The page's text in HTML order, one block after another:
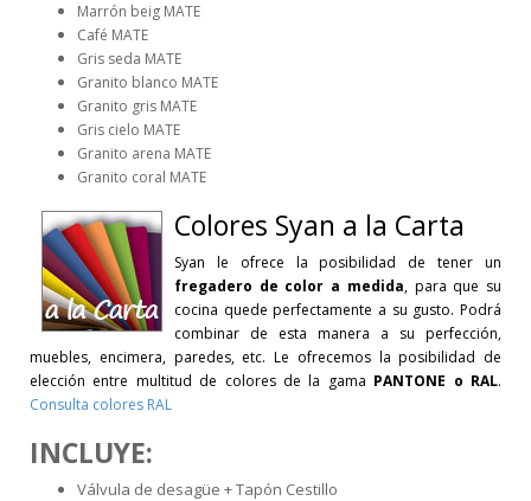
Marrón beig MATE
Café MATE
Gris seda MATE
Granito blanco MATE
Granito gris MATE
Gris cielo MATE
Granito arena MATE
Granito coral MATE
Colores Syan a la Carta
Syan le ofrece la posibilidad de tener un
fregadero de color a medida, para que su
cocina quede perfectamente a su gusto. Podrá
combinar de esta manera a su perfección,
muebles, encimera, paredes, etc. Le ofrecemos la posibilidad de
elección entre multitud de colores de la gama PANTONE o RAL.
Consulta colores RAL
INCLUYE:
Válvula de desagüe + Tapón Cestillo